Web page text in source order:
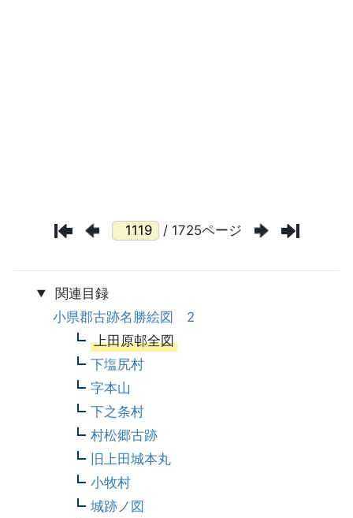
/ 1725ページ
関連目録
小県郡古跡名勝絵図 2
上田原邨全図
下塩尻村
字本山
下之条村
村松郷古跡
旧上田城本丸
小牧村
城跡ノ図